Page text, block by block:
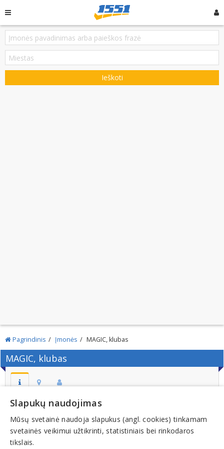
Ieškoti
Pagrindinis Įmonės MAGIC, klubas
MAGIC, klubas
Adresas:
Studentų g. 45 A, LT-51365, KAUNAS
Telefonas:
+370 (687) 36708
Slapukų naudojimas
Mūsų svetainė naudoja slapukus (angl. cookies) tinkamam
svetainės veikimui užtikrinti, statistiniais bei rinkodaros
tikslais.